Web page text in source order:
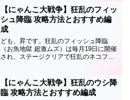
クリアできるのかが分かります。狂乱ス
テージ開催スケジュールそ...
【にゃんこ大戦争】狂乱のフィッ
シュ降臨 攻略方法とおすすめ編
成
ども、昇です。狂乱のフィッシュ降臨
（お魚地獄 超激ムズ）は毎月19日に開催
され、ステージクリアで狂乱のネコフィ
とめましたので参考にしてみてくださ
い。狂乱のネコフィッシュ...
【にゃんこ大戦争】狂乱のウシ降
臨 攻略方法とおすすめ編成